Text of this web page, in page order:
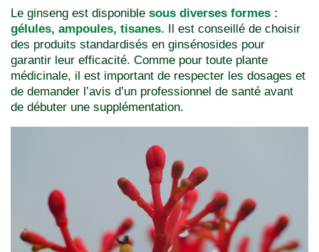
Le ginseng est disponible sous diverses formes :
gélules, ampoules, tisanes. Il est conseillé de choisir
des produits standardisés en ginsénosides pour
garantir leur efficacité. Comme pour toute plante
médicinale, il est important de respecter les dosages et
de demander l’avis d’un professionnel de santé avant
de débuter une supplémentation.